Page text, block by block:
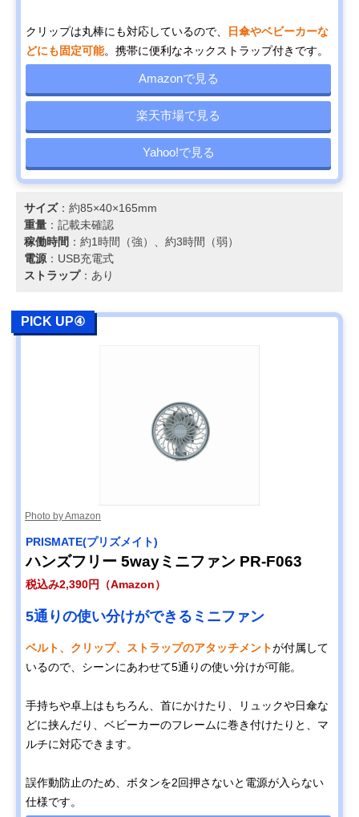
クリップは丸棒にも対応しているので、
日傘やベビーカーな
どにも固定可能。携帯に便利なネックストラップ付きです。
Amazonで見る
楽天市場で見る
Yahoo!で見る
サイズ：約85×40×165mm
重量 ：記載未確認
稼働時間 ：約1時間（強）、約3時間（弱）
電源 ：USB充電式
ストラップ：あり
PICK UP④
Photo by Amazon
PRISMATE(プリズメイト)
ハンズフリー 5wayミニファン PR-F063
税込み2,390円（Amazon）
5通りの使い分けができるミニファン
ベルト、クリップ、ストラップのアタッチメントが付属して
いるので、シーンにあわせて5通りの使い分けが可能。
手持ちや卓上はもちろん、首にかけたり、リュックや日傘な
どに挟んだり、ベビーカーのフレームに巻き付けたりと、マ
ルチに対応できます。
誤作動防止のため、ボタンを2回押さないと電源が入らない
仕様です。